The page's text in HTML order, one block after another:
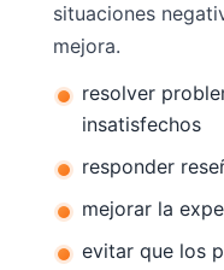
situaciones
mejora.
resolver
insatisfechos
responder
mejorar la
evitar que los